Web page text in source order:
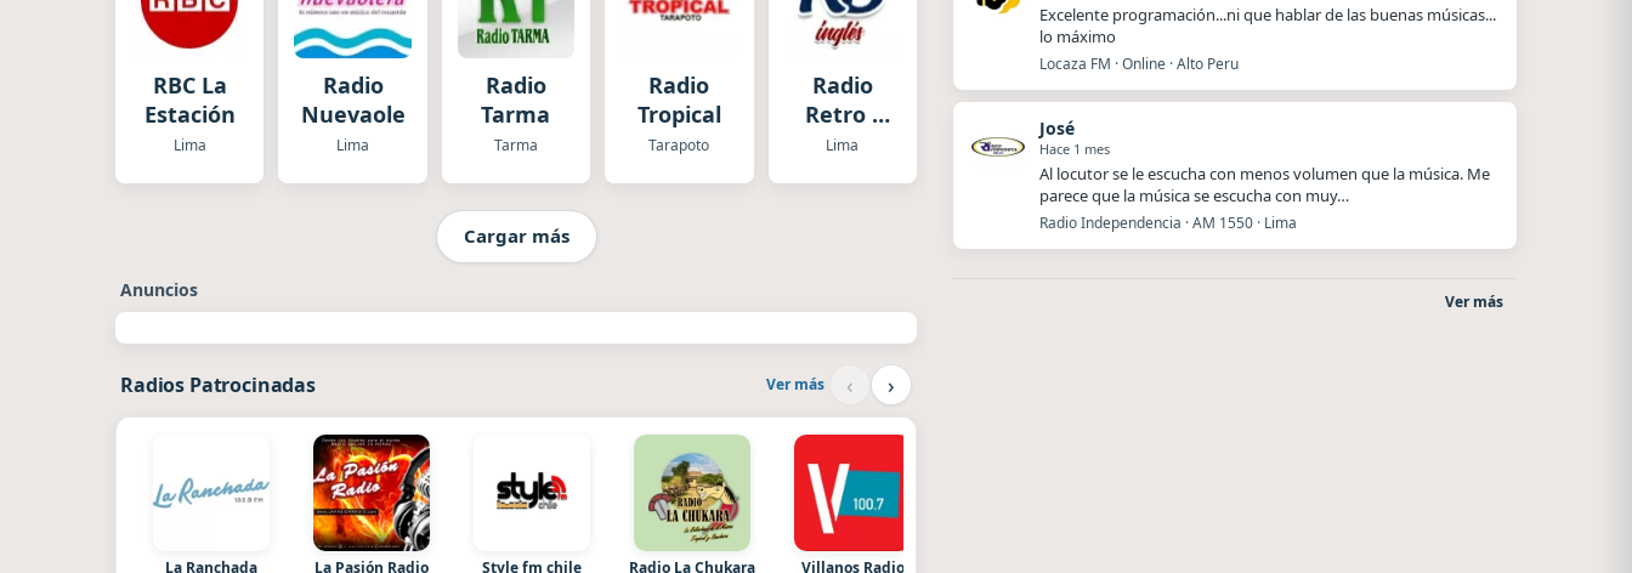
RBC La
Estación
Lima
Radio
Nuevaolera
Lima
Radio
Tarma
Tarma
Radio
Tropical
Tarapoto
Radio
Retro -
Baladas
Lima
Cargar más
Anuncios
Radios Patrocinadas Ver más ‹ ›
La Ranchada La Pasión Radio Style fm chile Radio La Chukara Villanos Radio
Excelente programación...ni que hablar de las buenas músicas...
lo máximo
Locaza FM · Online · Alto Peru
José
Hace 1 mes
Al locutor se le escucha con menos volumen que la música. Me
parece que la música se escucha con muy…
Radio Independencia · AM 1550 · Lima
Ver más